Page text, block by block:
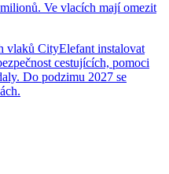
Ve vlacích mají omezit
vlaků CityElefant instalovat
cestujících, pomoci
Do podzimu 2027 se